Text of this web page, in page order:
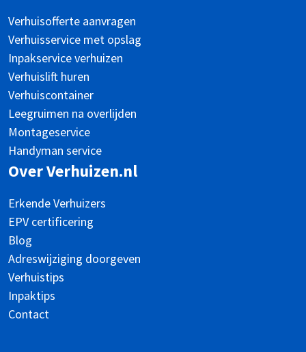
Verhuisofferte aanvragen
Verhuisservice met opslag
Inpakservice verhuizen
Verhuislift huren
Verhuiscontainer
Leegruimen na overlijden
Montageservice
Handyman service
Over Verhuizen.nl
Erkende Verhuizers
EPV certificering
Blog
Adreswijziging doorgeven
Verhuistips
Inpaktips
Contact